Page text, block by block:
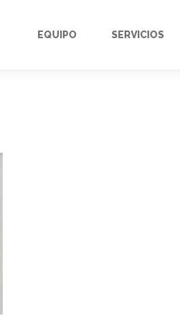
EQUIPO SERVICIOS